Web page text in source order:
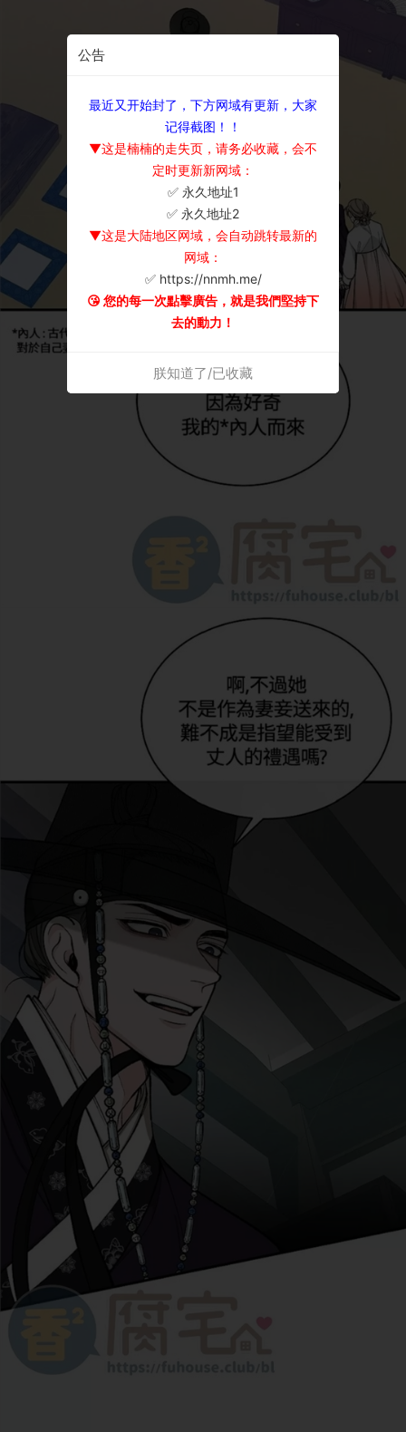
公告
最近又开始封了，下方网域有更新，大家
记得截图！！
▼这是楠楠的走失页，请务必收藏，会不
定时更新新网域：
✅ 永久地址1
✅ 永久地址2
▼这是大陆地区网域，会自动跳转最新的
网域：
✅ https://nnmh.me/
😘 您的每一次點擊廣告，就是我們堅持下
去的動力！
朕知道了/已收藏